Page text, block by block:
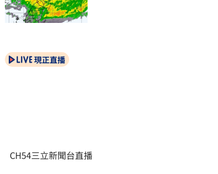
現正直播
CH54三立新聞台直播